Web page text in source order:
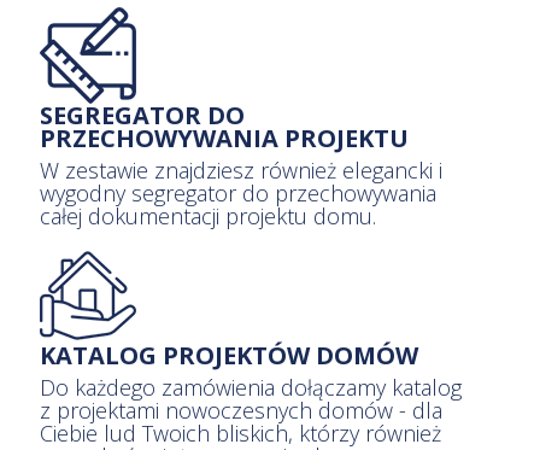
SEGREGATOR DO
PRZECHOWYWANIA PROJEKTU
W zestawie znajdziesz również elegancki i
wygodny segregator do przechowywania
całej dokumentacji projektu domu.
KATALOG PROJEKTÓW DOMÓW
Do każdego zamówienia dołączamy katalog
z projektami nowoczesnych domów - dla
Ciebie lud Twoich bliskich, którzy również